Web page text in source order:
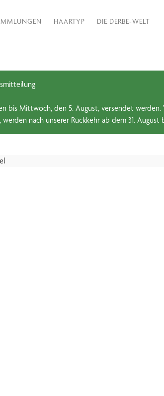
HAARTYP DIE DERBE-WELT
bis Mittwoch, den 5. August, versendet
werden nach unserer Rückkehr ab dem 31.